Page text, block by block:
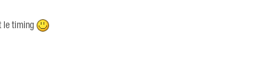
le timing